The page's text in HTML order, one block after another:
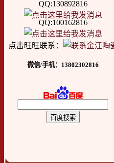
QQ:130892816
QQ:100162816
点击旺旺联系：
微信/手机：13802302816